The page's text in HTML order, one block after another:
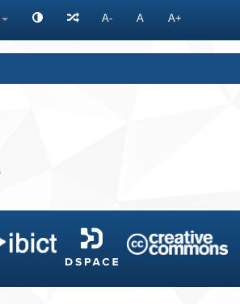
A- A A+